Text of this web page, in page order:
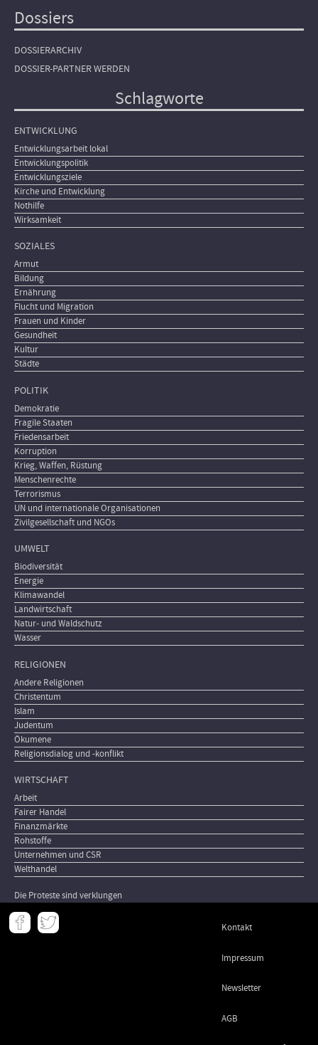
Dossiers
DOSSIERARCHIV
DOSSIER-PARTNER WERDEN
Schlagworte
ENTWICKLUNG
Entwicklungsarbeit lokal
Entwicklungspolitik
Entwicklungsziele
Kirche und Entwicklung
Nothilfe
Wirksamkeit
SOZIALES
Armut
Bildung
Ernährung
Flucht und Migration
Frauen und Kinder
Gesundheit
Kultur
Städte
POLITIK
Demokratie
Fragile Staaten
Friedensarbeit
Korruption
Krieg, Waffen, Rüstung
Menschenrechte
Terrorismus
UN und internationale Organisationen
Zivilgesellschaft und NGOs
UMWELT
Biodiversität
Energie
Klimawandel
Landwirtschaft
Natur- und Waldschutz
Wasser
RELIGIONEN
Andere Religionen
Christentum
Islam
Judentum
Ökumene
Religionsdialog und -konflikt
WIRTSCHAFT
Arbeit
Fairer Handel
Finanzmärkte
Rohstoffe
Unternehmen und CSR
Welthandel
Die Proteste sind verklungen
Meta
- Kontakt
Impressum
Newsletter
AGB